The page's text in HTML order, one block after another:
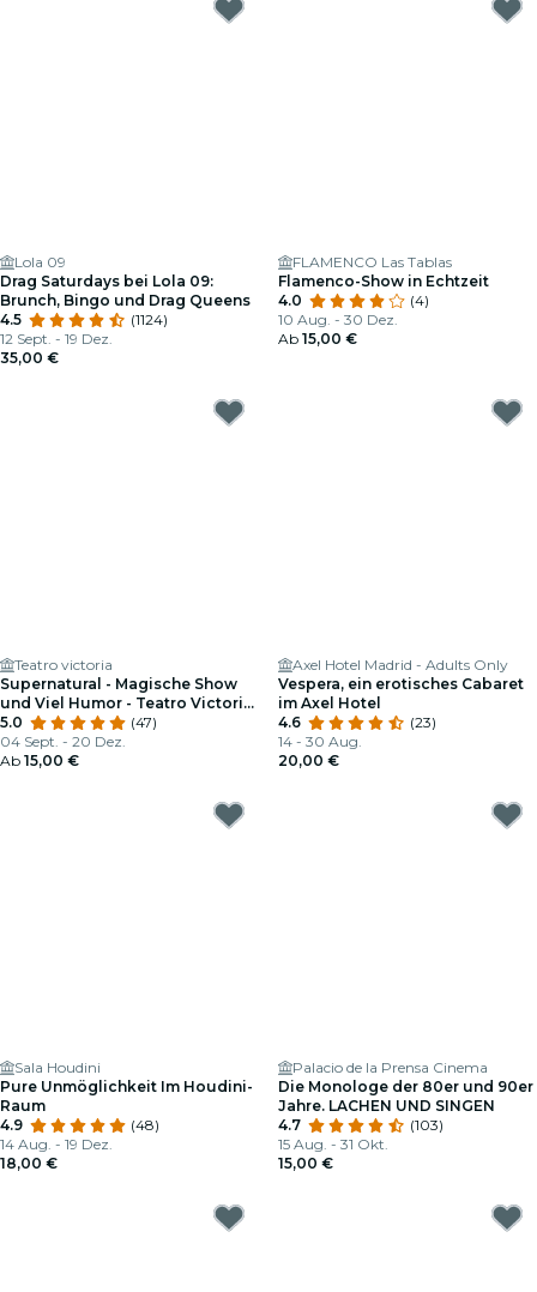
Lola 09
Drag Saturdays bei Lola 09:
Brunch, Bingo und Drag Queens
4.5
(1124)
12 Sept. - 19 Dez.
35,00 €
FLAMENCO Las Tablas
Flamenco-Show in Echtzeit
4.0
(4)
10 Aug. - 30 Dez.
Ab 15,00 €
Teatro victoria
Supernatural - Magische Show
und Viel Humor - Teatro Victoria
de Madrid
5.0
(47)
04 Sept. - 20 Dez.
Ab 15,00 €
Axel Hotel Madrid - Adults Only
Vespera, ein erotisches Cabaret
im Axel Hotel
4.6
(23)
14 - 30 Aug.
20,00 €
Sala Houdini
Pure Unmöglichkeit Im Houdini-
Raum
4.9
(48)
14 Aug. - 19 Dez.
18,00 €
Palacio de la Prensa Cinema
Die Monologe der 80er und 90er
Jahre. LACHEN UND SINGEN
4.7
(103)
15 Aug. - 31 Okt.
15,00 €